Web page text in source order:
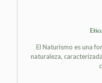
El Naturismo es una
naturaleza,